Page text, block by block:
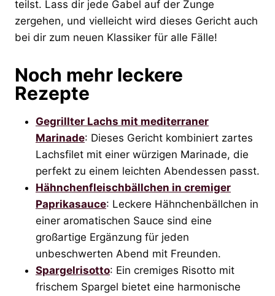
teilst. Lass dir jede Gabel auf der Zunge
zergehen, und vielleicht wird dieses Gericht auch
bei dir zum neuen Klassiker für alle Fälle!
Noch mehr leckere
Rezepte
Gegrillter Lachs mit mediterraner
Marinade: Dieses Gericht kombiniert zartes
Lachsfilet mit einer würzigen Marinade, die
perfekt zu einem leichten Abendessen passt.
Hähnchenfleischbällchen in cremiger
Paprikasauce: Leckere Hähnchenbällchen in
einer aromatischen Sauce sind eine
großartige Ergänzung für jeden
unbeschwerten Abend mit Freunden.
Spargelrisotto: Ein cremiges Risotto mit
frischem Spargel bietet eine harmonische